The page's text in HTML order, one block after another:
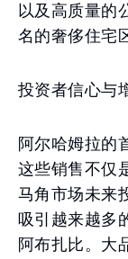
以及高质量的
名的奢侈住宅
投资者信心与
阿尔哈姆拉的
这些销售不仅
马角市场未来
吸引越来越多
阿布扎比。大